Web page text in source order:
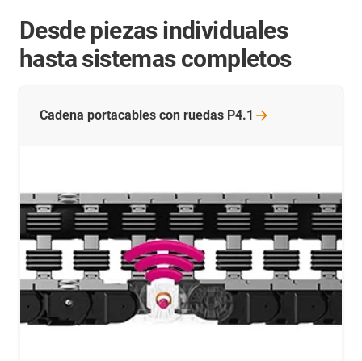
Desde piezas individuales
hasta sistemas completos
Cadena portacables con ruedas P4.1